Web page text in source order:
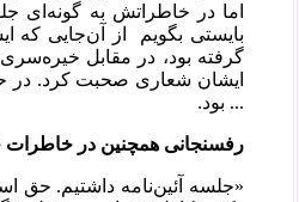
اما در خاطراتش به گونه‌ای
بایستی بگویم از آن‌جایی که
گرفته بود، در مقابل
ایشان شعاری صحبت کرد. در
... بود.
رفسنجانی همچنین در خاطرات
«جلسه آئین‌نامه داشتیم. حق